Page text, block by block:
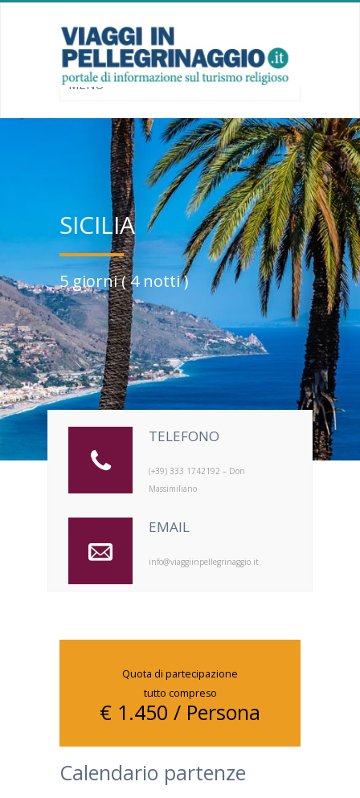
SICILIA
5 giorni ( 4 notti )
TELEFONO
(+39) 333 1742192 – Don
Massimiliano
EMAIL
info@viaggiinpellegrinaggio.it
Quota di partecipazione
tutto compreso
€ 1.450 / Persona
Calendario partenze